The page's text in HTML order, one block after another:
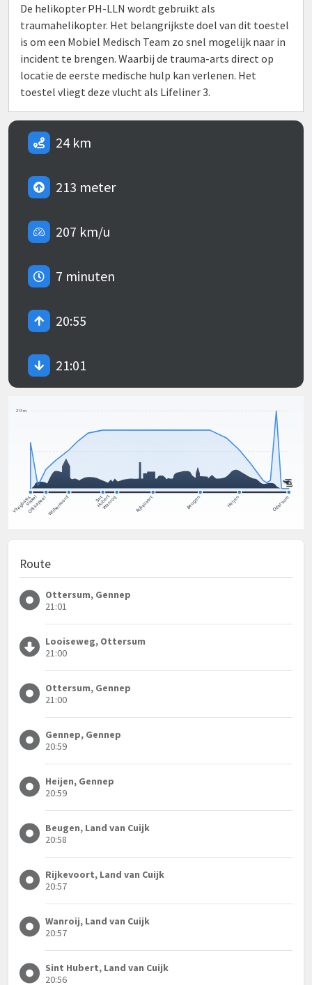
De helikopter PH-LLN wordt gebruikt als
traumahelikopter. Het belangrijkste doel van dit toestel
is om een Mobiel Medisch Team zo snel mogelijk naar in
incident te brengen. Waarbij de trauma-arts direct op
locatie de eerste medische hulp kan verlenen. Het
toestel vliegt deze vlucht als Lifeliner 3.
24 km
213 meter
207 km/u
7 minuten
20:55
21:01
Route
Ottersum, Gennep
21:01
Looiseweg, Ottersum
21:00
Ottersum, Gennep
21:00
Gennep, Gennep
20:59
Heijen, Gennep
20:59
Beugen, Land van Cuijk
20:58
Rijkevoort, Land van Cuijk
20:57
Wanroij, Land van Cuijk
20:57
Sint Hubert, Land van Cuijk
20:56